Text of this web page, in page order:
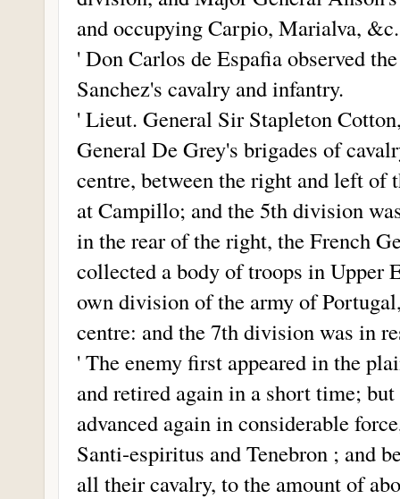
and occupying Carpio, Marialva, &c.
' Don Carlos de Espafia observed
Sanchez's cavalry and infantry.
' Lieut. General Sir Stapleton
General De Grey's brigades of
centre, between the right and left of
at Campillo; and the 5th division
in the rear of the right, the French
collected a body of troops in Upper
own division of the army of
centre: and the 7th division was in
' The enemy first appeared in the
and retired again in a short time;
advanced again in considerable
Santi-espiritus and Tenebron ; and
all their cavalry, to the amount of